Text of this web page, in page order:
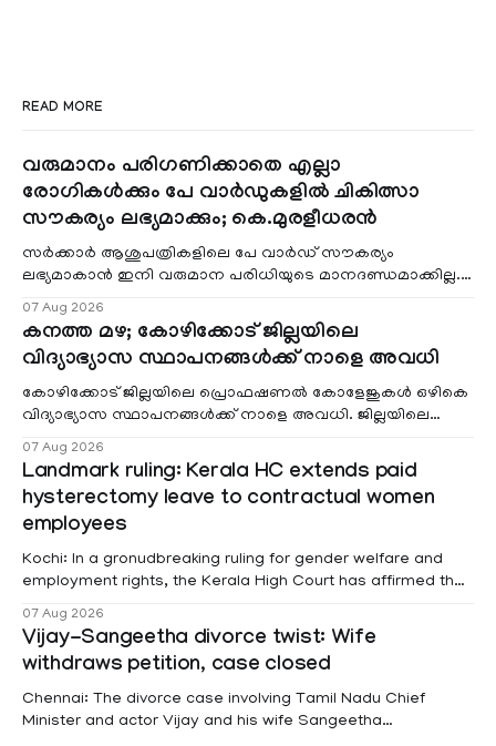
READ MORE
വരുമാനം പരിഗണിക്കാതെ എല്ലാ
രോഗികൾക്കും പേ വാർഡുകളിൽ ചികിത്സാ
സൗകര്യം ലഭ്യമാക്കും; കെ.മുരളീധരൻ
സർക്കാർ ആശുപത്രികളിലെ പേ വാർഡ് സൗകര്യം
ലഭ്യമാകാൻ ഇനി വരുമാന പരിധിയുടെ മാനദണ്ഡമാക്കില്ല.
07 Aug 2026
കനത്ത മഴ; കോഴിക്കോട് ജില്ലയിലെ
വിദ്യാഭ്യാസ സ്ഥാപനങ്ങൾക്ക് നാളെ അവധി
കോഴിക്കോട് ജില്ലയിലെ പ്രൊഫഷണൽ കോളേജുകൾ ഒഴികെ
വിദ്യാഭ്യാസ സ്ഥാപനങ്ങൾക്ക് നാളെ അവധി. ജില്ലയിലെ
07 Aug 2026
Landmark ruling: Kerala HC extends paid
hysterectomy leave to contractual women
employees
Kochi: In a gronudbreaking ruling for gender welfare and
employment rights, the Kerala High Court has affirmed that
projects are eligible for paid medical leave following
hysterectomy surgery under the Kerala Service Rules
(KSR). The court noted that since essential benefits like
maternity
07 Aug 2026
Vijay-Sangeetha divorce twist: Wife
withdraws petition, case closed
Chennai: The divorce case involving Tamil Nadu Chief
Minister and actor Vijay and his wife Sangeetha